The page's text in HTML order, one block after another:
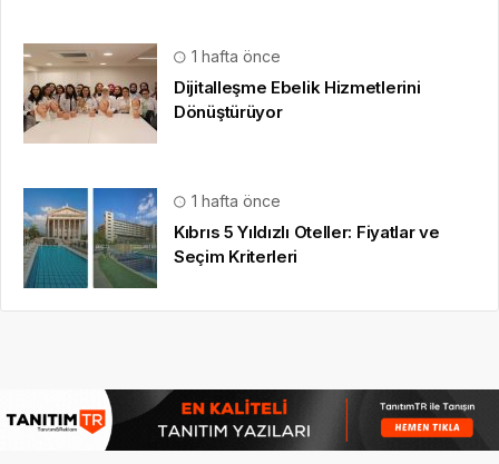
1 hafta önce
Dijitalleşme Ebelik Hizmetlerini
Dönüştürüyor
1 hafta önce
Kıbrıs 5 Yıldızlı Oteller: Fiyatlar ve
Seçim Kriterleri